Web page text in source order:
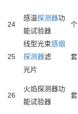
24
感温探测器功
能试验器
个
25
线型光束感烟
探测器滤
光片
套
26
火焰探测器功
能试验器
套